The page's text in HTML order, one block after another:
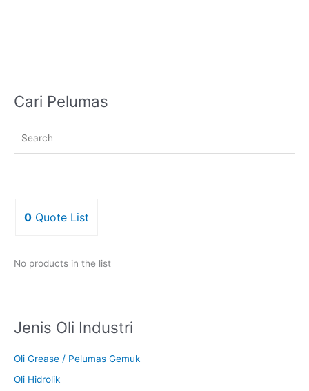
Cari Pelumas
0 Quote List
No products in the list
Jenis Oli Industri
Oli Grease / Pelumas Gemuk
Oli Hidrolik